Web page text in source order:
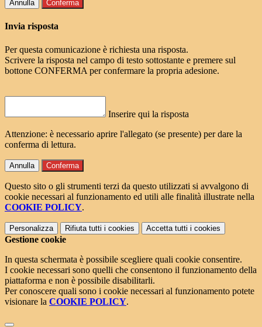
Annulla Conferma
Invia risposta
Per questa comunicazione è richiesta una risposta.
Scrivere la risposta nel campo di testo sottostante e premere sul
bottone CONFERMA per confermare la propria adesione.
Inserire qui la risposta
Attenzione: è necessario aprire l'allegato (se presente) per dare la
conferma di lettura.
Annulla Conferma
Questo sito o gli strumenti terzi da questo utilizzati si avvalgono di
cookie necessari al funzionamento ed utili alle finalità illustrate nella
COOKIE POLICY.
Personalizza Rifiuta tutti i cookies Accetta tutti i cookies
Gestione cookie
In questa schermata è possibile scegliere quali cookie consentire.
I cookie necessari sono quelli che consentono il funzionamento della
piattaforma e non è possibile disabilitarli.
Per conoscere quali sono i cookie necessari al funzionamento potete
visionare la COOKIE POLICY.